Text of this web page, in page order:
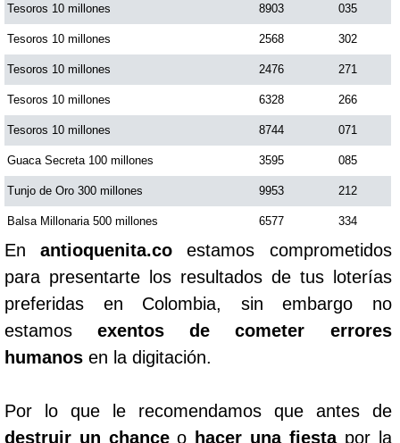
Tesoros 10 millones 8903 035
Tesoros 10 millones 2568 302
Tesoros 10 millones 2476 271
Tesoros 10 millones 6328 266
Tesoros 10 millones 8744 071
Guaca Secreta 100 millones 3595 085
Tunjo de Oro 300 millones 9953 212
Balsa Millonaria 500 millones 6577 334
Enantioquenita.co estamos comprometidos
para presentarte los resultados de tus loterías
preferidas en Colombia, sin embargo no
estamosexentos de cometer errores
humanos en la digitación.
Por lo que le recomendamos que antes de
destruir un chanceo hacer una fiestapor la